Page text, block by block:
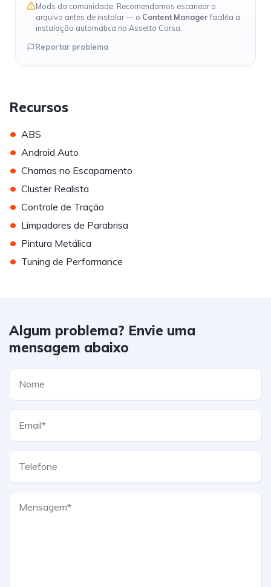
Mods da comunidade. Recomendamos escanear o
arquivo antes de instalar — o Content Managerfacilita a
instalação automática no Assetto Corsa.
Reportar problema
Recursos
• ABS
• Android Auto
• Chamas no Escapamento
• Cluster Realista
• Controle de Tração
• Limpadores de Parabrisa
• Pintura Metálica
• Tuning de Performance
Algum problema? Envie uma
mensagem abaixo